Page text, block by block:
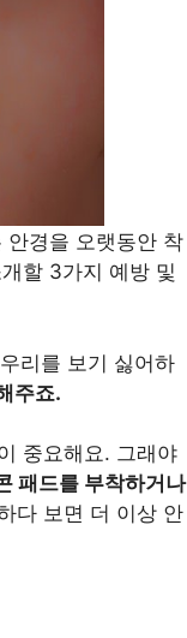
안경을 오랫동안 착
할 3가지 예방 및
리를 보기 싫어하
주죠.
중요해요. 그래야
패드를 부착하거나
다 보면 더 이상 안